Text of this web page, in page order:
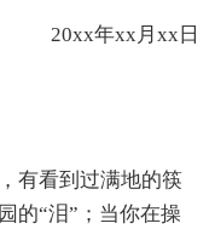
20xx年xx月xx日
有看到过满地的筷
的“泪”；当你在操